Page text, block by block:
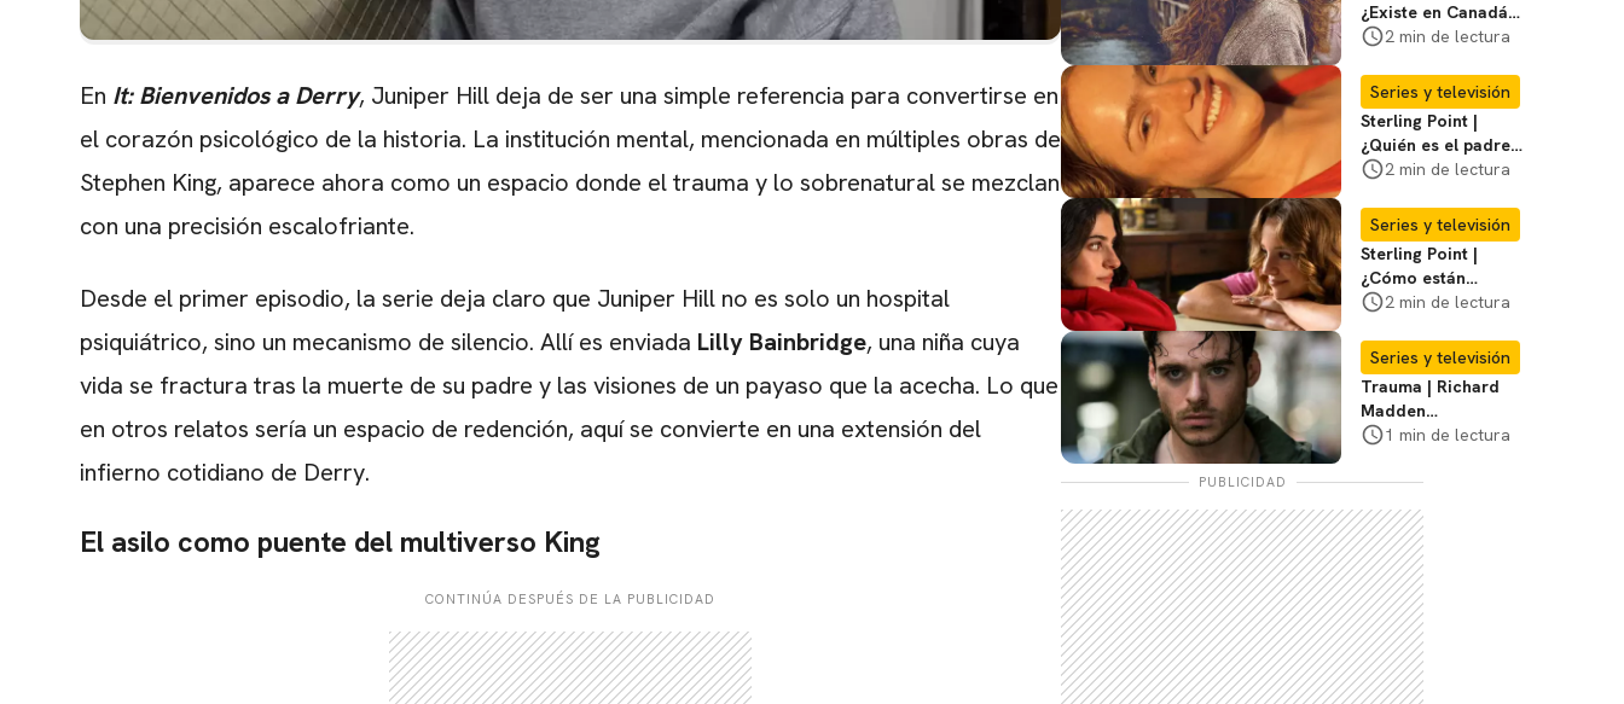
En It: Bienvenidos a Derry, Juniper Hill deja de ser una simple referencia para convertirse en
el corazón psicológico de la historia. La institución mental, mencionada en múltiples obras de
Stephen King, aparece ahora como un espacio donde el trauma y lo sobrenatural se mezclan
con una precisión escalofriante.
Desde el primer episodio, la serie deja claro que Juniper Hill no es solo un hospital
psiquiátrico, sino un mecanismo de silencio. Allí es enviada Lilly Bainbridge, una niña cuya
vida se fractura tras la muerte de su padre y las visiones de un payaso que la acecha. Lo que
en otros relatos sería un espacio de redención, aquí se convierte en una extensión del
infierno cotidiano de Derry.
El asilo como puente del multiverso King
CONTINÚA DESPUÉS DE LA PUBLICIDAD
¿Existe en Canadá
la isla de la que
Entérate
2 min de lectura
Series y televisión
Sterling Point |
¿Quién es el padre
biológico de
decimos
2 min de lectura
Series y televisión
Sterling Point |
¿Cómo están
conectados Annie,
Te explicamos
2 min de lectura
Series y televisión
Trauma | Richard
Madden
protagonizará serie
1 min de lectura
PUBLICIDAD